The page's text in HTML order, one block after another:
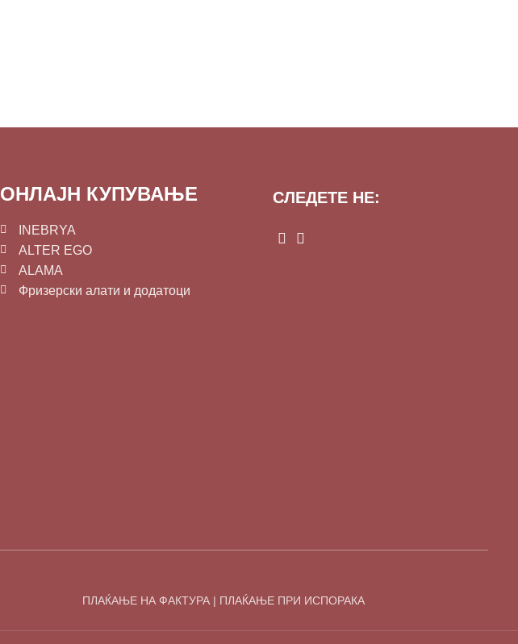
ОНЛАЈН КУПУВАЊЕ
INEBRYA
ALTER EGO
ALAMA
Фризерски алати и додатоци
СЛЕДЕТЕ НЕ:
ПЛАЌАЊЕ НА ФАКТУРА | ПЛАЌАЊЕ ПРИ ИСПОРАКА